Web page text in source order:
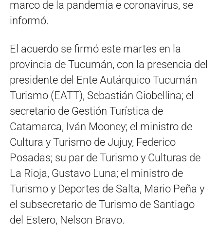
marco de la pandemia e coronavirus, se
informó.
El acuerdo se firmó este martes en la
provincia de Tucumán, con la presencia del
presidente del Ente Autárquico Tucumán
Turismo (EATT), Sebastián Giobellina; el
secretario de Gestión Turística de
Catamarca, Iván Mooney; el ministro de
Cultura y Turismo de Jujuy, Federico
Posadas; su par de Turismo y Culturas de
La Rioja, Gustavo Luna; el ministro de
Turismo y Deportes de Salta, Mario Peña y
el subsecretario de Turismo de Santiago
del Estero, Nelson Bravo.